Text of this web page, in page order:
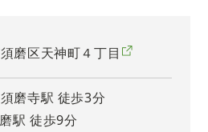
磨区天神町４丁目
磨寺駅 徒歩3分
駅 徒歩9分